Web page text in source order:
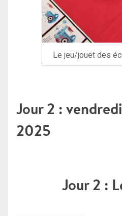
Le jeu/jouet des
Jour 2 :
2025
Jour 2 :